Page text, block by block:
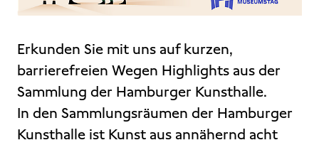
Erkunden Sie mit uns auf kurzen,
barrierefreien Wegen Highlights aus der
Sammlung der Hamburger Kunsthalle.
In den Sammlungsräumen der Hamburger
Kunsthalle ist Kunst aus annähernd acht